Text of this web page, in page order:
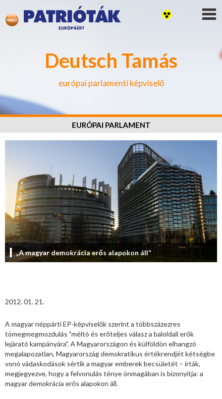
Deutsch Tamás
európai parlamenti képviselő
EURÓPAI PARLAMENT
„A magyar demokrácia erős alapokon áll”
2012. 01. 21.
A magyar néppárti EP-képviselők szerint a többszázezres
tömegmegmozdulás "méltó és erőteljes válasz a baloldali erők
lejárató kampányára". A Magyarországon és külföldön elhangzó
megalapozatlan, Magyarország demokratikus értékrendjét kétségbe
vonó vádaskodások sértik a magyar emberek becsületét – írták,
megjegyezve, hogy a felvonulás ténye önmagában is bizonyítja: a
magyar demokrácia erős alapokon áll.